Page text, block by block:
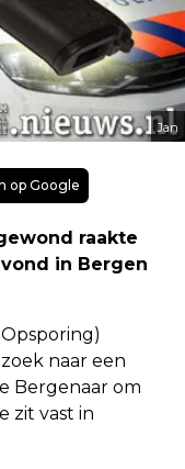
Jan
op Google
raakte
in Bergen
naar een
Bergenaar om
zit vast in